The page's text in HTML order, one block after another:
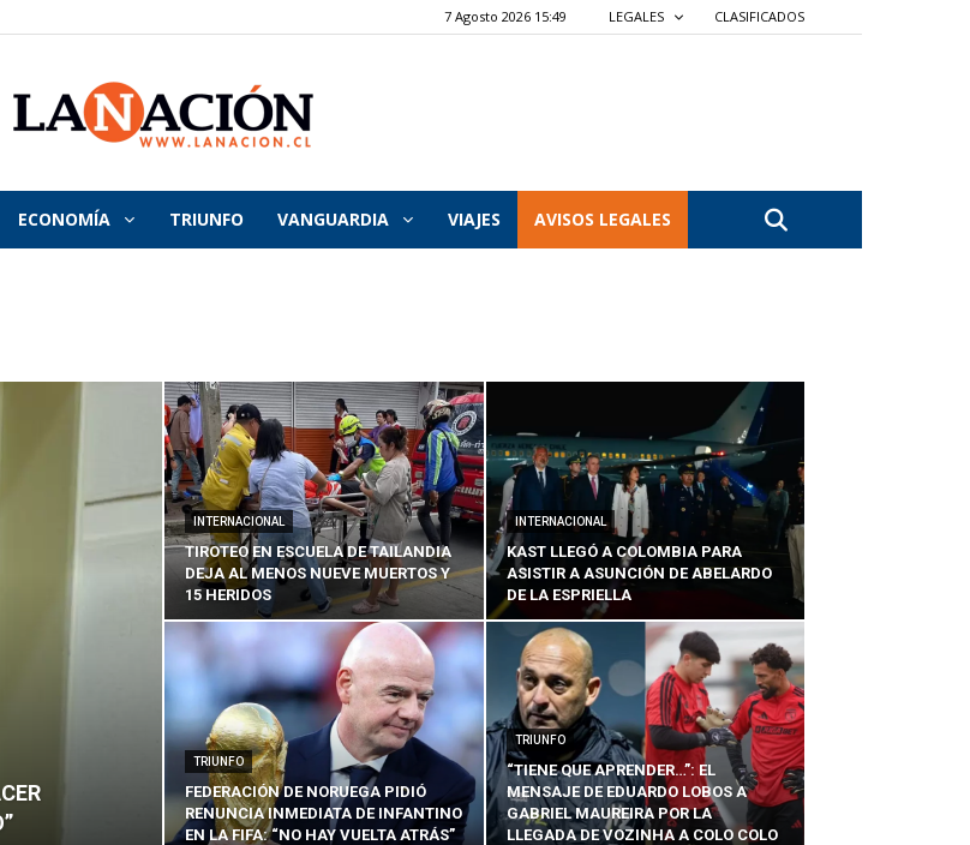
7 Agosto 2026 15:49 LEGALES CLASIFICADOS
La
Nación
ECONOMÍA TRIUNFO VANGUARDIA VIAJES AVISOS LEGALES
INTERNACIONAL
TIROTEO EN ESCUELA DE TAILANDIA
DEJA AL MENOS NUEVE MUERTOS Y
15 HERIDOS
INTERNACIONAL
KAST LLEGÓ A COLOMBIA PARA
ASISTIR A ASUNCIÓN DE ABELARDO
DE LA ESPRIELLA
TRIUNFO
FEDERACIÓN DE NORUEGA PIDIÓ
RENUNCIA INMEDIATA DE INFANTINO
EN LA FIFA: “NO HAY VUELTA ATRÁS”
TRIUNFO
“TIENE QUE APRENDER…”: EL
MENSAJE DE EDUARDO LOBOS A
GABRIEL MAUREIRA POR LA
LLEGADA DE VOZINHA A COLO COLO